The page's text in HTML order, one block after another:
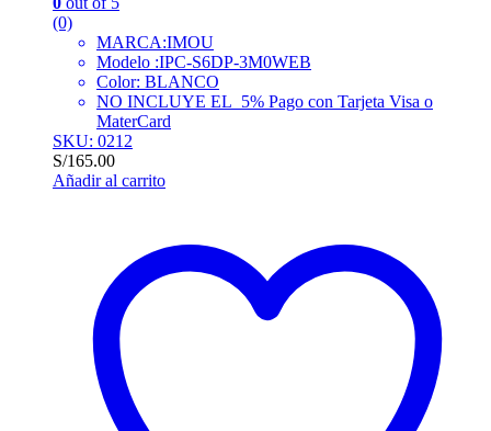
(0)
MARCA:IMOU
Modelo :IPC-S6DP-3M0WEB
Color: BLANCO
NO INCLUYE EL 5% Pago con Tarjeta Visa o
MaterCard
SKU: 0212
S/165.00
Añadir al carrito